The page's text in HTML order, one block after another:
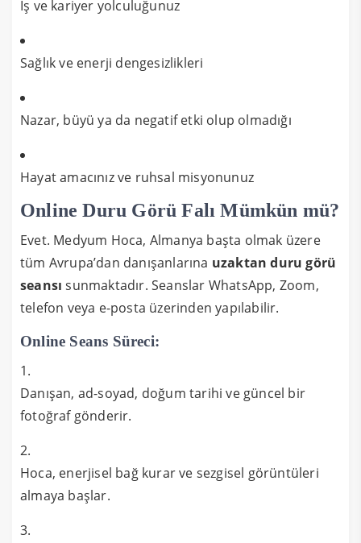
İş ve kariyer yolculuğunuz
Sağlık ve enerji dengesizlikleri
Nazar, büyü ya da negatif etki olup olmadığı
Hayat amacınız ve ruhsal misyonunuz
Online Duru Görü Falı Mümkün mü?
Evet. Medyum Hoca, Almanya başta olmak üzere
tüm Avrupa’dan danışanlarına uzaktan duru görü
seansı sunmaktadır. Seanslar WhatsApp, Zoom,
telefon veya e-posta üzerinden yapılabilir.
Online Seans Süreci:
Danışan, ad-soyad, doğum tarihi ve güncel bir
fotoğraf gönderir.
Hoca, enerjisel bağ kurar ve sezgisel görüntüleri
almaya başlar.